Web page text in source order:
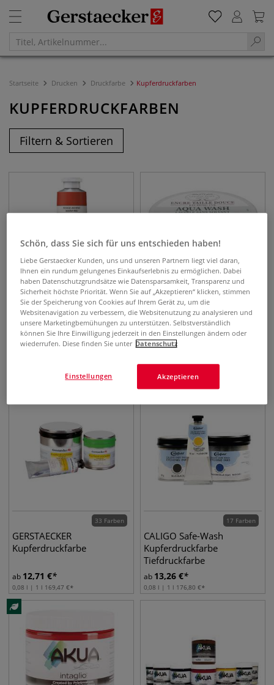
Startseite Drucken Druckfarbe Kupferdruckfarben
KUPFERDRUCKFARBEN
Filtern & Sortieren
57 Farben
CHARBONNEL
Kupferdruckfarben
€
CHARBONNEL AQUA WASH
Kupferdruckfarbe
ab10,29€
0,06 l | 1 l 171,50
33 Farben
GERSTAECKER
Kupferdruckfarbe
ab 12,71 €
0,08 l | 1 l 169,47 €
17 Farben
CALIGO Safe-Wash
Kupferdruckfarbe
Tiefdruckfarbe
ab 13,26 €
0,08 l | 1 l 176,80 €
Schön, dass Sie sich für uns entschieden haben!
Liebe Gerstaecker Kunden, uns und unseren Partnern liegt viel daran,
Ihnen ein rundum gelungenes Einkaufserlebnis zu ermöglichen. Dabei
haben Datenschutzgrundsätze wie Datensparsamkeit, Transparenz und
Sicherheit höchste Priorität. Wenn Sie auf „Akzeptieren“ klicken, stimmen
Sie der Speicherung von Cookies auf Ihrem Gerät zu, um die
Websitenavigation zu verbessern, die Websitenutzung zu analysieren und
unsere Marketingbemühungen zu unterstützen. Selbstverständlich
können Sie Ihre Einwilligung jederzeit in den Einstellungen ändern oder
wiederrufen. Diese finden Sie unter Datenschutz
Akzeptieren
Einstellungen